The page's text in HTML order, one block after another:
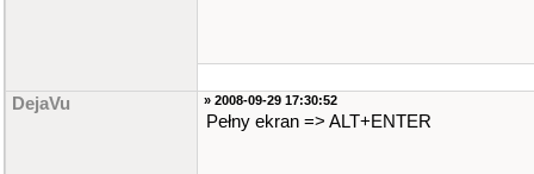
DejaVu » 2008-09-29 17:30:52
Pełny ekran => ALT+ENTER